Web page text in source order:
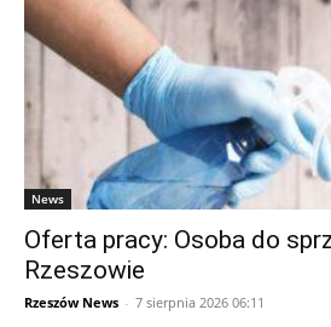
News
Oferta pracy: Osoba do
Rzeszowie
Rzeszów News - 7 sierpnia 2026 06:11